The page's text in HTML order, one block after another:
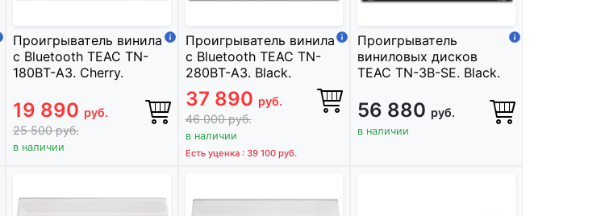
Проигрыватель винила
с Bluetooth TEAC TN-
180BT-A3. Cherry.
19 890 руб.
25 500руб.
в наличии
Проигрыватель винила
с Bluetooth TEAC TN-
280BT-A3. Black.
37 890 руб.
46 000руб.
в наличии
Есть уценка : 39 100 руб.
Проигрыватель
виниловых дисков
TEAC TN-3B-SE. Black.
56 880 руб.
в наличии